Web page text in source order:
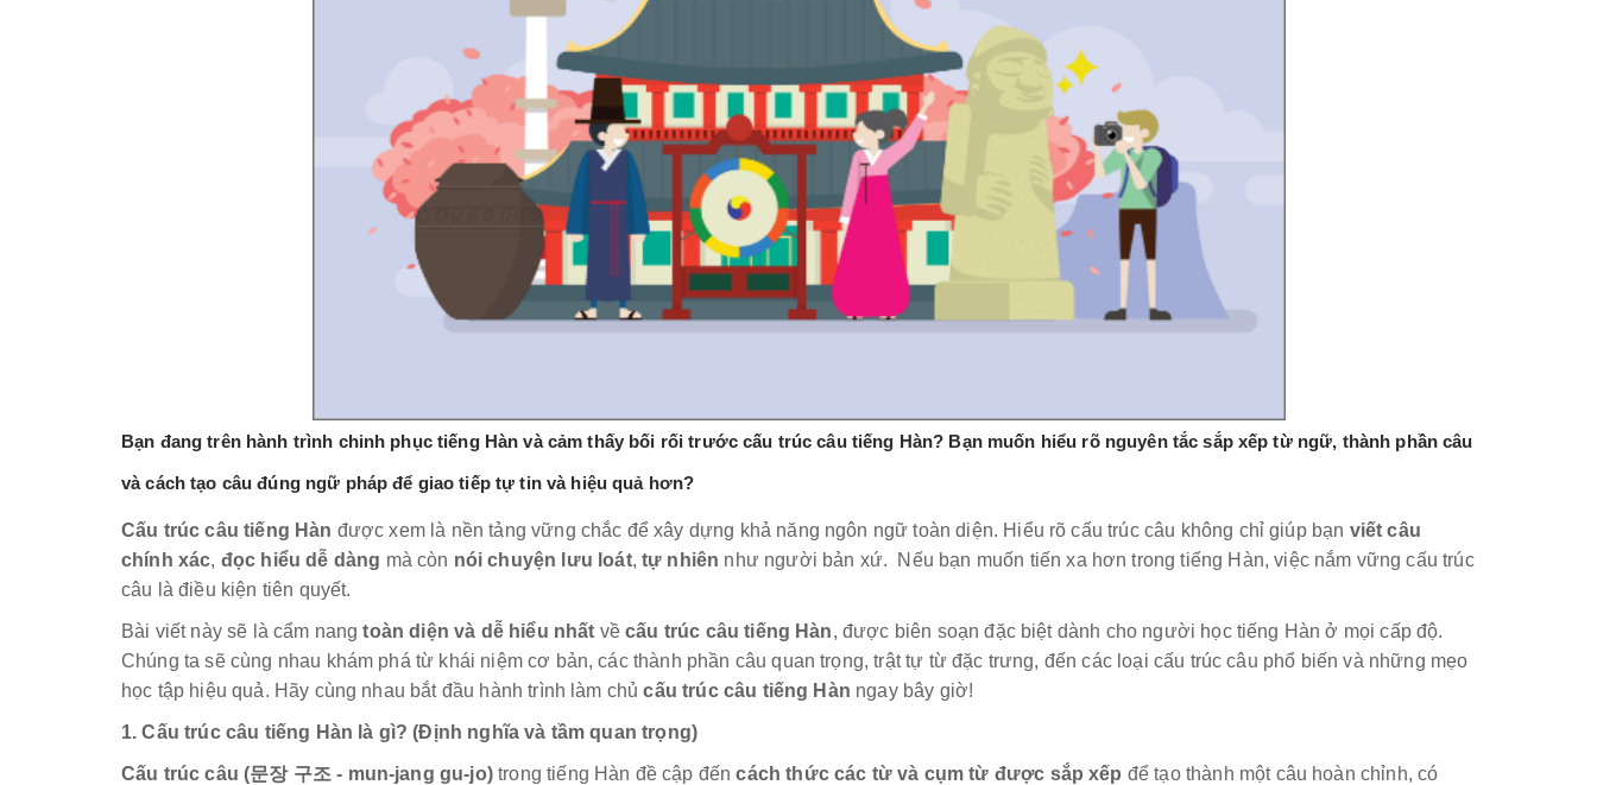
Bạn đang trên hành trình chinh phục tiếng Hàn và cảm thấy bối rối trước cấu trúc câu tiếng Hàn? Bạn muốn hiểu rõ nguyên tắc sắp xếp từ ngữ, thành phần câu
và cách tạo câu đúng ngữ pháp để giao tiếp tự tin và hiệu quả hơn?
Cấu trúc câu tiếng Hàn được xem là nền tảng vững chắc để xây dựng khả năng ngôn ngữ toàn diện. Hiểu rõ cấu trúc câu không chỉ giúp bạn viết câu
chính xác, đọc hiểu dễ dàng mà còn nói chuyện lưu loát, tự nhiên như người bản xứ. Nếu bạn muốn tiến xa hơn trong tiếng Hàn, việc nắm vững cấu trúc
câu là điều kiện tiên quyết.
Bài viết này sẽ là cẩm nangtoàn diện và dễ hiểu nhất vềcấu trúc câu tiếng Hàn, được biên soạn đặc biệt dành cho người học tiếng Hàn ở mọi cấp độ.
Chúng ta sẽ cùng nhau khám phá từ khái niệm cơ bản, các thành phần câu quan trọng, trật tự từ đặc trưng, đến các loại cấu trúc câu phổ biến và những mẹo
học tập hiệu quả. Hãy cùng nhau bắt đầu hành trình làm chủcấu trúc câu tiếng Hàn ngay bây giờ!
1. Cấu trúc câu tiếng Hàn là gì? (Định nghĩa và tầm quan trọng)
Cấu trúc câu (문장 구조 - mun-jang gu-jo)trong tiếng Hàn đề cập đếncách thức các từ và cụm từ được sắp xếp để tạo thành một câu hoàn chỉnh, có